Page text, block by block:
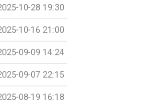
10-28 19:30
10-16 21:00
09-09 14:24
09-07 22:15
08-19 16:18